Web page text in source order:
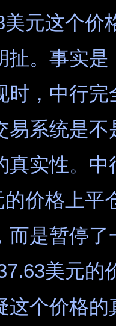
元这个价
扯。事实是
时，中行完
易系统是不
真实性。中
价格上平
而是暂停了
美元的
这个价格的